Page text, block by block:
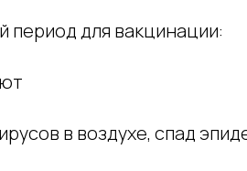
для вакцинации:
в воздухе, спад